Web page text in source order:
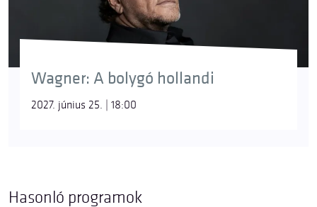
Wagner: A bolygó hollandi
2027. június 25. | 18:00
Hasonló programok